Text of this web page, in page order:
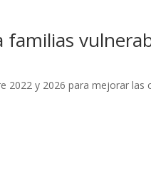
familias
2022 y 2026 para mejorar las